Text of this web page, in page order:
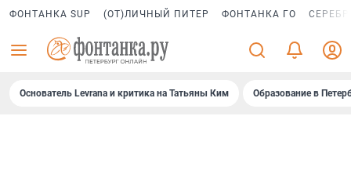
ФОНТАНКА SUP (ОТ)ЛИЧНЫЙ ПИТЕР ФОНТАНКА ГО
Основатель Levrana и критика на Татьяны Ким Образование в